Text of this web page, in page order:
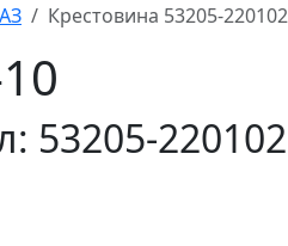
Крестовина 53205-
53205-